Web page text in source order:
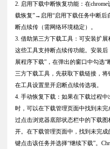
2. 启用下载中断恢复功能：在
载恢复”→启用“启用下载任务中断
断点续传（需网络环境稳定）。
3. 借助第三方下载工具：可安装扩展
这些工具支持断点续传功能。安装
展程序下载”，在弹出的窗口中勾选
三方下载工具，先获取下载链接，
在工具设置里开启断点续传选项。
4. 手动恢复下载：如果在下载过程
时，可以在下载管理页面中找到未
过点击浏览器底部状态栏中的下载
开。在下载管理页面中，找到未完
键点击该任务并选择“继续下载”。